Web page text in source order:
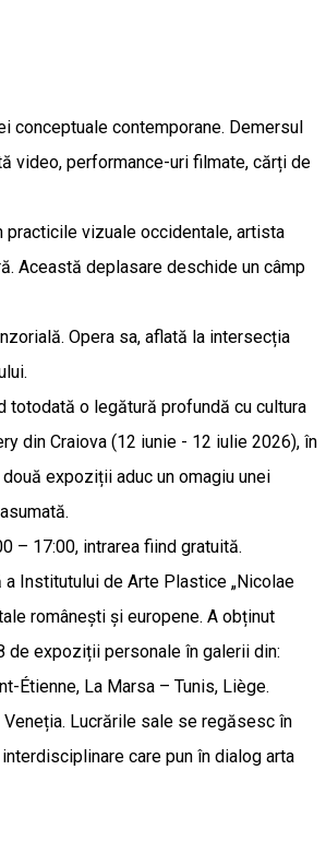
conceptuale contemporane. Demersul
video, performance-uri filmate, cărți de
vizuale occidentale, artista
Această deplasare deschide un câmp
Opera sa, aflată la intersecția
totodată o legătură profundă cu cultura
din Craiova (12 iunie - 12 iulie 2026), în
expoziții aduc un omagiu unei
– 17:00, intrarea fiind gratuită.
Institutului de Arte Plastice „Nicolae
românești și europene. A obținut
de expoziții personale în galerii din:
Étienne, La Marsa – Tunis, Liège.
Lucrările sale se regăsesc în
care pun în dialog arta